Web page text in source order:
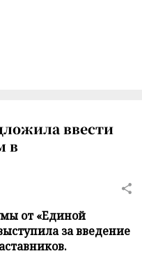
ввести
в
от «Единой
за введение